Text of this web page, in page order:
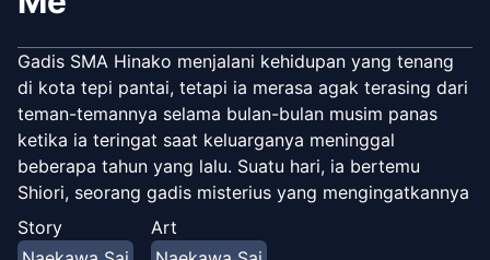
Gadis SMA Hinako menjalani kehidupan yang tenang
di kota tepi pantai, tetapi ia merasa agak terasing dari
teman-temannya selama bulan-bulan musim panas
ketika ia teringat saat keluarganya meninggal
beberapa tahun yang lalu. Suatu hari, ia bertemu
Shiori, seorang gadis misterius yang mengingatkannya
pada lautan, terutama dengan matanya yang biru
bening, tetapi Shiori segera mengungkapkan bahwa ia
Story
Art